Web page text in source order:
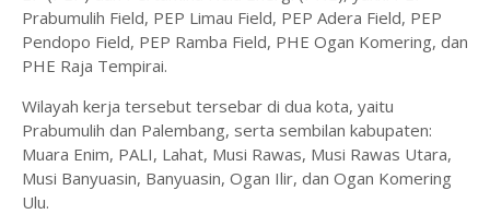
Prabumulih Field, PEP Limau Field, PEP Adera Field, PEP
Pendopo Field, PEP Ramba Field, PHE Ogan Komering, dan
PHE Raja Tempirai.
Wilayah kerja tersebut tersebar di dua kota, yaitu
Prabumulih dan Palembang, serta sembilan kabupaten:
Muara Enim, PALI, Lahat, Musi Rawas, Musi Rawas Utara,
Musi Banyuasin, Banyuasin, Ogan Ilir, dan Ogan Komering
Ulu.